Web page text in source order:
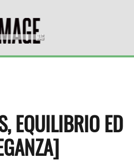
EQUILIBRIO ED